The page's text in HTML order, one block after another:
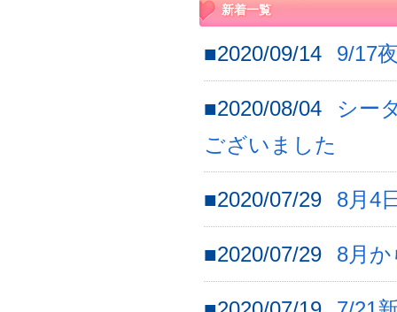
新着一覧
■2020/09/14 9/17
■2020/08/04
シー
ございました
■2020/07/29 8月4
■2020/07/29 8月